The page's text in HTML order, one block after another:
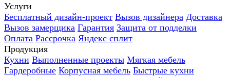
Услуги
Бесплатный дизайн-проект Вызов дизайнера Доставка
Вызов замерщика Гарантия Защита от подделки
Оплата Рассрочка Яндекс сплит
Продукция
Кухни Выполненные проекты Мягкая мебель
Гардеробные Корпусная мебель Быстрые кухни